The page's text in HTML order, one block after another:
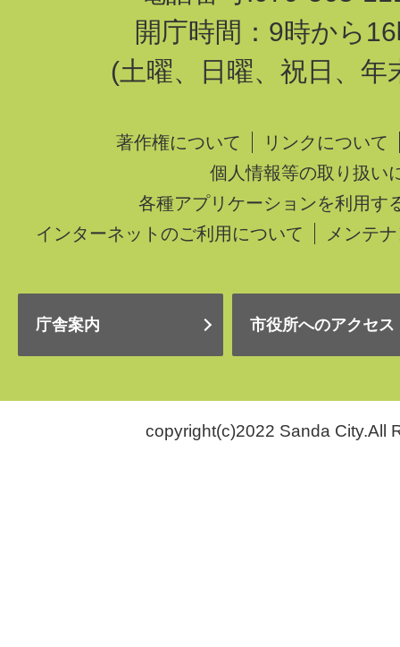
開庁時間：9時から
(土曜、日曜、祝日、年
著作権について
リンクについて
個人情報等の取り扱い
各種アプリケーションを利用す
インターネットのご利用について
メンテ
庁舎案内 市役所へのアクセス
copyright(c)2022 Sanda City.All